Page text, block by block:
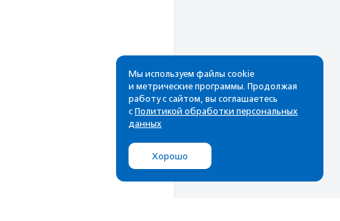
Рассылка
Cамые свежие новости,
почтовом ящике
Мы используем файлы cookie
и метрические программы. Продолжая
работу с сайтом, вы соглашаетесь
с Политикой обработки персональных
данных
Хорошо